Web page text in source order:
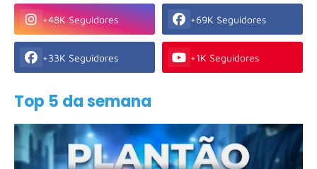
+48K Seguidores +69K Seguidores
+33K Seguidores +1K Seguidores
Top 5 da semana